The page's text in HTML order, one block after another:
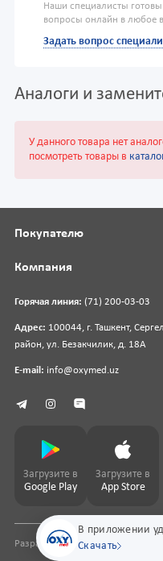
Наши специалисты
вопросы онлайн в любое
Задать вопрос
Аналоги и
У данного товара нет
посмотреть товары в
В приложении
Скачать
Горячая линия: (71) 200-03-03
Адрес: 100044, г. Ташкент,
район, ул. Безакчилик, д. 18А
E-mail: info@oxymed.uz
Покупателю
Компания
Загрузите в
Google Play
Загрузите в
App Store
Разработка сайтаpharmit.uz